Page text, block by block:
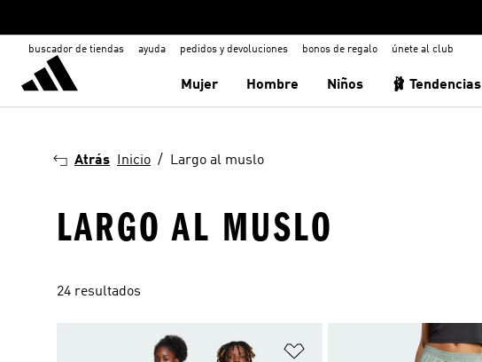
buscador de tiendas ayuda pedidos y devoluciones bonos de regalo únete al club
Mujer Hombre Niños 🩰 Tendencias
Atrás Inicio Largo al muslo
LARGO AL MUSLO
24 resultados
Añadir a la lista de deseos